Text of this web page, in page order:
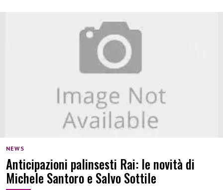
NEWS
Anticipazioni palinsesti Rai: le novità di
Michele Santoro e Salvo Sottile